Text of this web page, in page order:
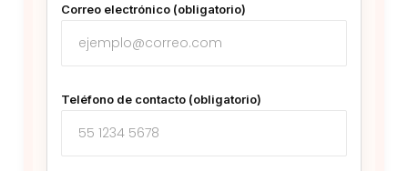
Correo electrónico (obligatorio)
Teléfono de contacto (obligatorio)